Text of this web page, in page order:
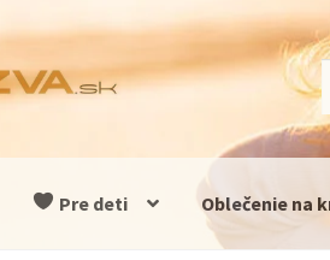
Pre deti Oblečenie na